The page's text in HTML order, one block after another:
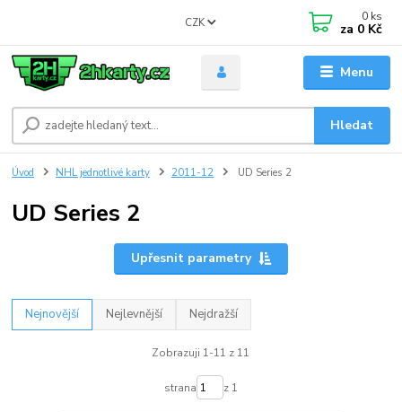
Menu
CZK
Hledat
0 ks
za 0 Kč
Úvod NHL jednotlivé karty 2011-12 UD Series 2
UD Series 2
Upřesnit parametry
Nejnovější Nejlevnější Nejdražší
Zobrazuji 1-11 z 11
strana z 1